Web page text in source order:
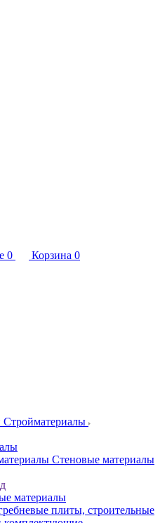
0 Корзина 0
Стройматериалы
Стеновые материалы
материалы